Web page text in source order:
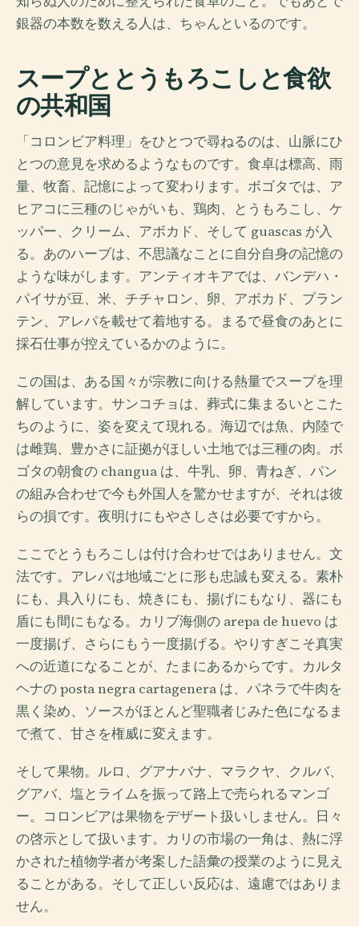
銀器の本数を数える人は、ちゃんといるのです。
スープととうもろこしと食欲
の共和国
「コロンビア料理」をひとつで尋ねるのは、山脈にひ
とつの意見を求めるようなものです。食卓は標高、雨
量、牧畜、記憶によって変わります。ボゴタでは、ア
ヒアコに三種のじゃがいも、鶏肉、とうもろこし、ケ
ッパー、クリーム、アボカド、そして guascas が入
る。あのハーブは、不思議なことに自分自身の記憶の
ような味がします。アンティオキアでは、バンデハ・
パイサが豆、米、チチャロン、卵、アボカド、プラン
テン、アレパを載せて着地する。まるで昼食のあとに
採石仕事が控えているかのように。
この国は、ある国々が宗教に向ける熱量でスープを理
解しています。サンコチョは、葬式に集まるいとこた
ちのように、姿を変えて現れる。海辺では魚、内陸で
は雌鶏、豊かさに証拠がほしい土地では三種の肉。ボ
ゴタの朝食の changua は、牛乳、卵、青ねぎ、パン
の組み合わせで今も外国人を驚かせますが、それは彼
らの損です。夜明けにもやさしさは必要ですから。
ここでとうもろこしは付け合わせではありません。文
法です。アレパは地域ごとに形も忠誠も変える。素朴
にも、具入りにも、焼きにも、揚げにもなり、器にも
盾にも間にもなる。カリブ海側の arepa de huevo は
一度揚げ、さらにもう一度揚げる。やりすぎこそ真実
への近道になることが、たまにあるからです。カルタ
ヘナの posta negra cartagenera は、パネラで牛肉を
黒く染め、ソースがほとんど聖職者じみた色になるま
で煮て、甘さを権威に変えます。
そして果物。ルロ、グアナバナ、マラクヤ、クルバ、
グアバ、塩とライムを振って路上で売られるマンゴ
ー。コロンビアは果物をデザート扱いしません。日々
の啓示として扱います。カリの市場の一角は、熱に浮
かされた植物学者が考案した語彙の授業のように見え
ることがある。そして正しい反応は、遠慮ではありま
せん。